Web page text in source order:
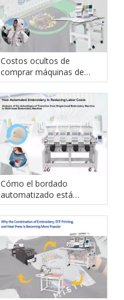
Costos ocultos de
comprar máquinas de
bordar baratas
Cómo el bordado
automatizado está
reduciendo los costos
laborales